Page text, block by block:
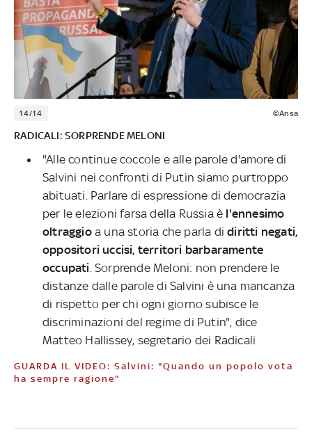
14/14 ©Ansa
RADICALI: SORPRENDE MELONI
"Alle continue coccole e alle parole d'amore di
Salvini nei confronti di Putin siamo purtroppo
abituati. Parlare di espressione di democrazia
per le elezioni farsa della Russia è l'ennesimo
oltraggioa una storia che parla didiritti negati,
oppositori uccisi, territori barbaramente
occupati. Sorprende Meloni: non prendere le
distanze dalle parole di Salvini è una mancanza
di rispetto per chi ogni giorno subisce le
discriminazioni del regime di Putin", dice
Matteo Hallissey, segretario dei Radicali
GUARDA IL VIDEO: Salvini: "Quando un popolo vota
ha sempre ragione"